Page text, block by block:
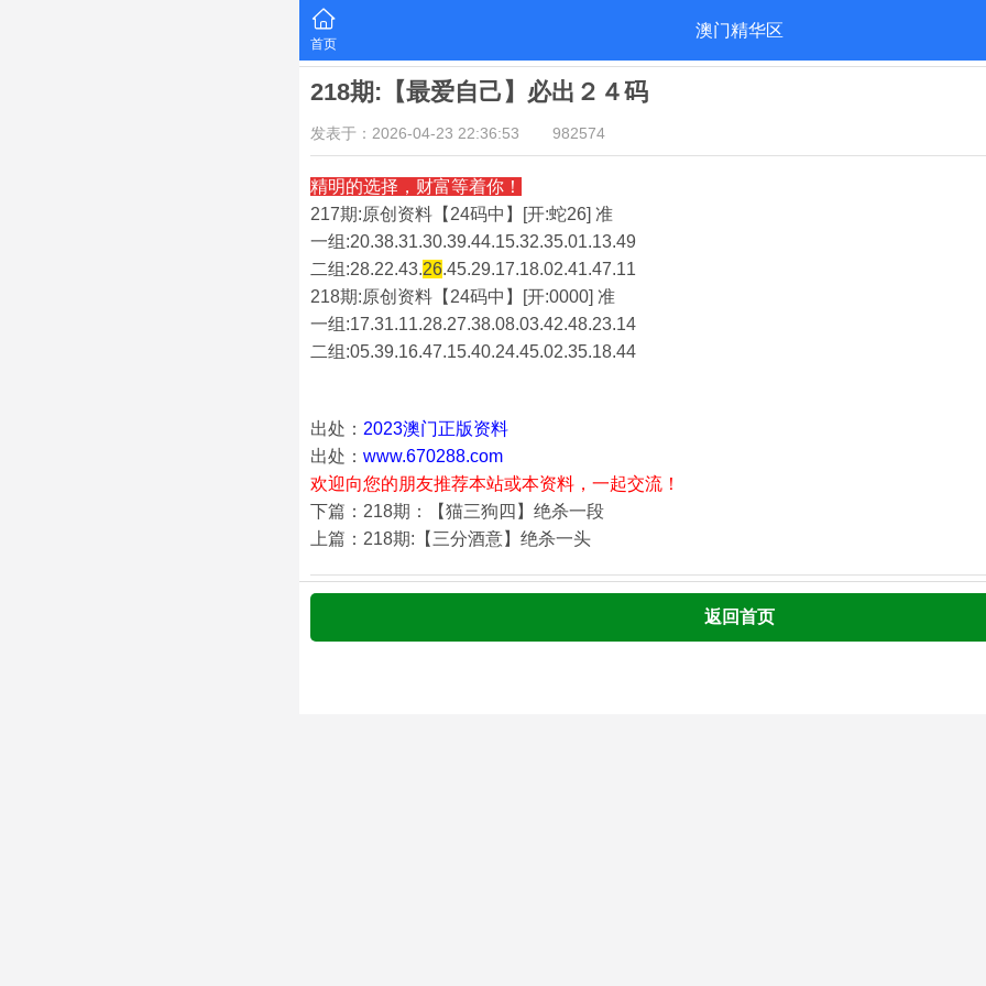
首页
澳门精华区
218期:【最爱自己】必出２４码
发表于：2026-04-23 22:36:53 982574
精明的选择，财富等着你！
217期:原创资料【24码中】[开:蛇26] 准
一组:20.38.31.30.39.44.15.32.35.01.13.49
二组:28.22.43.26.45.29.17.18.02.41.47.11
218期:原创资料【24码中】[开:0000] 准
一组:17.31.11.28.27.38.08.03.42.48.23.14
二组:05.39.16.47.15.40.24.45.02.35.18.44
出处： 2023澳门正版资料
出处： www.670288.com
欢迎向您的朋友推荐本站或本资料，一起交流！
下篇：218期：【猫三狗四】绝杀一段
上篇：218期:【三分酒意】绝杀一头
返回首页